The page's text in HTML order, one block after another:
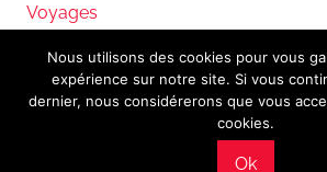
Voyages
WordPress Theme: Donovan
Nous utilisons des cookies pour vous
expérience sur notre site. Si vous
dernier, nous considérerons que vous
cookies.
Ok